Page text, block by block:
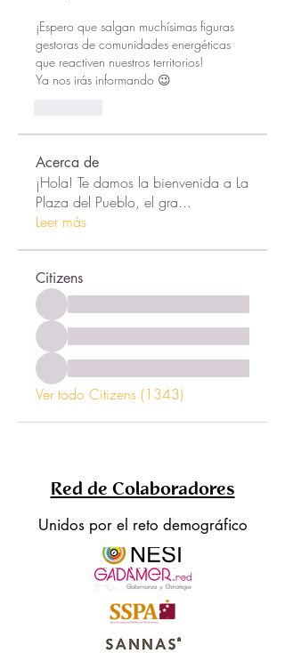
¡Espero que salgan muchísimas figuras
gestoras de comunidades energéticas
que reactiven nuestros territorios!
Ya nos irás informando 😉
Acerca de
¡Hola! Te damos la bienvenida a La
Plaza del Pueblo, el gra...
Leer más
Citizens
Ver todo Citizens (1343)
Red de Colaboradores
Unidos por el reto demográfico